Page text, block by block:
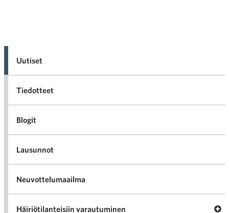
Uutiset
Tiedotteet
Blogit
Lausunnot
Neuvottelumaailma
Häiriötilanteisiin varautuminen